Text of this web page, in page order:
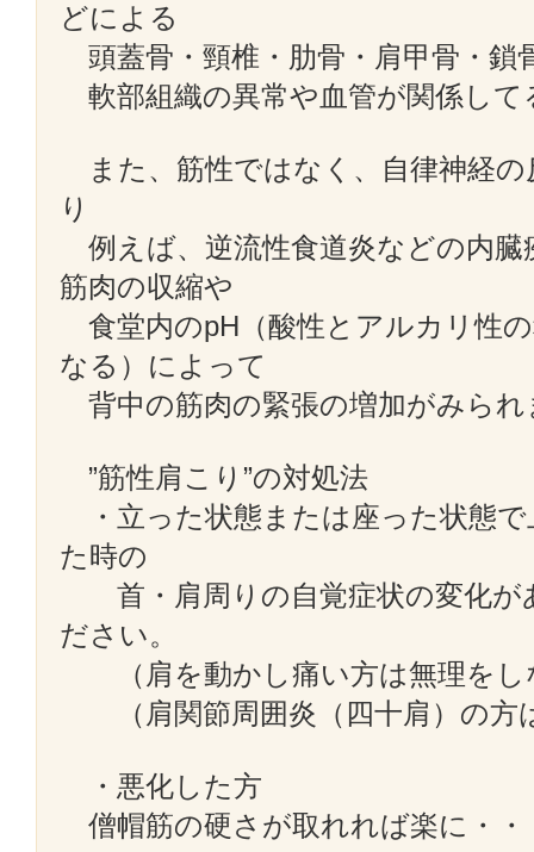
どによる
頭蓋骨・頸椎・肋骨・肩甲骨・鎖
軟部組織の異常や血管が関係して
また、筋性ではなく、自律神経の
り
例えば、逆流性食道炎などの内臓
筋肉の収縮や
食堂内のpH（酸性とアルカリ性
なる）によって
背中の筋肉の緊張の増加がみられ
”筋性肩こり”の対処法
・立った状態または座った状態
た時の
首・肩周りの自覚症状の変化が
ださい。
（肩を動かし痛い方は無理をし
（肩関節周囲炎（四十肩）の方
・悪化した方
僧帽筋の硬さが取れれば楽に・・